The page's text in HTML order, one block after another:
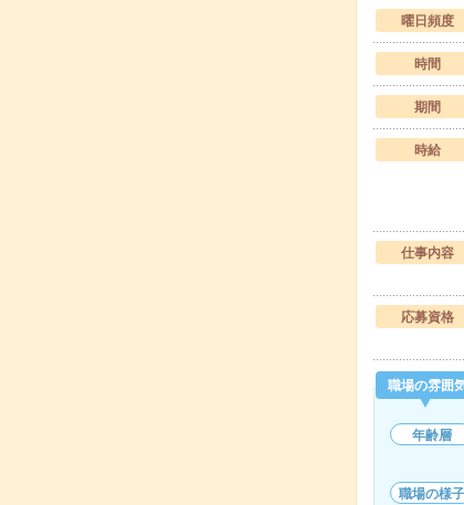
曜日頻度
時間
期間
時給
仕事内容
応募資格
職場の雰囲
年齢層
職場の様子